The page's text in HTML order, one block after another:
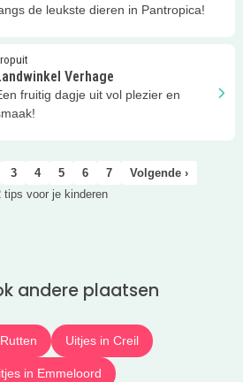
de leukste dieren in Pantropica!
Verhage
fruitig dagje uit vol plezier en
3 4 5 6 7
Volgende ›
tips voor je kinderen
andere plaatsen
Uitjes in Creil
in Emmeloord